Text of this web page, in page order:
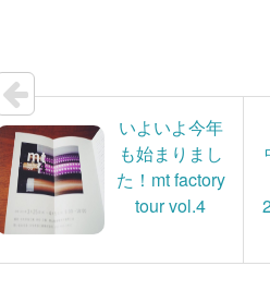
いよいよ今年
も始まりまし
た！mt factory
tour vol.4